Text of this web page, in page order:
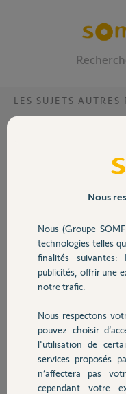
Volet
Sécurité
Domotique
Chauffage
Autres produits
LES SUJETS AUTRES
programmer
j'ai un store toile je
dans les bras sur le 2ème
quand je replie le store les
canal 2: l'éclairage
D'avance Merci pour vos
Andre P.
il y a presque 5 ans
Réponses
Nous
Nous (Groupe
technologies telles
finalités
publicités, offrir une
notre trafic.
Nous respectons
pouvez choisir
l'utilisation de
services proposés
n’affectera pas
cependant votre